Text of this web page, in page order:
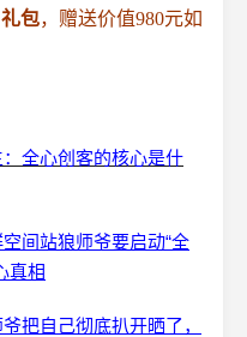
礼包，赠送价值980元如
全心创客的核心是什
间站狼师爷要启动“全
真相
把自己彻底扒开晒了，